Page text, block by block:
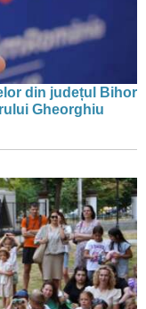
din județul Bihor
Gheorghiu